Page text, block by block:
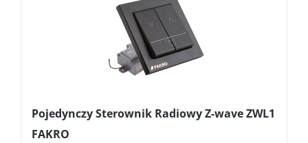
Pojedynczy Sterownik Radiowy Z-wave ZWL1
FAKRO